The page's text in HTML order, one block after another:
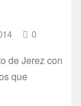
0
de Jerez con
que